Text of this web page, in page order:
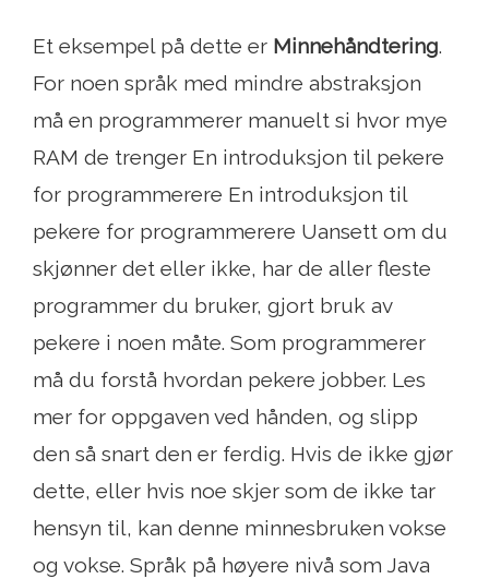
Et eksempel på dette er Minnehåndtering.
For noen språk med mindre abstraksjon
må en programmerer manuelt si hvor mye
RAM de trenger En introduksjon til pekere
for programmerere En introduksjon til
pekere for programmerere Uansett om du
skjønner det eller ikke, har de aller fleste
programmer du bruker, gjort bruk av
pekere i noen måte. Som programmerer
må du forstå hvordan pekere jobber. Les
mer for oppgaven ved hånden, og slipp
den så snart den er ferdig. Hvis de ikke gjør
dette, eller hvis noe skjer som de ikke tar
hensyn til, kan denne minnesbruken vokse
og vokse. Språk på høyere nivå som Java